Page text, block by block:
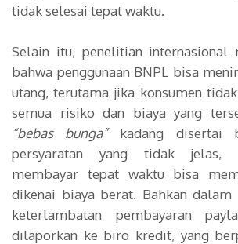
tidak selesai tepat waktu.
Selain itu, penelitian internasional
bahwa penggunaan BNPL bisa
utang, terutama jika konsumen
semua risiko dan biaya yang
“bebas bunga”kadang disertai
persyaratan yang tidak jelas,
membayar tepat waktu bisa
dikenai biaya berat. Bahkan dalam
keterlambatan pembayaran
dilaporkan ke biro kredit, yang